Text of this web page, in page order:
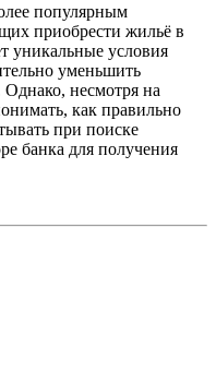
популярным
приобрести жильё в
уникальные условия
уменьшить
несмотря на
как правильно
при поиске
банка для получения